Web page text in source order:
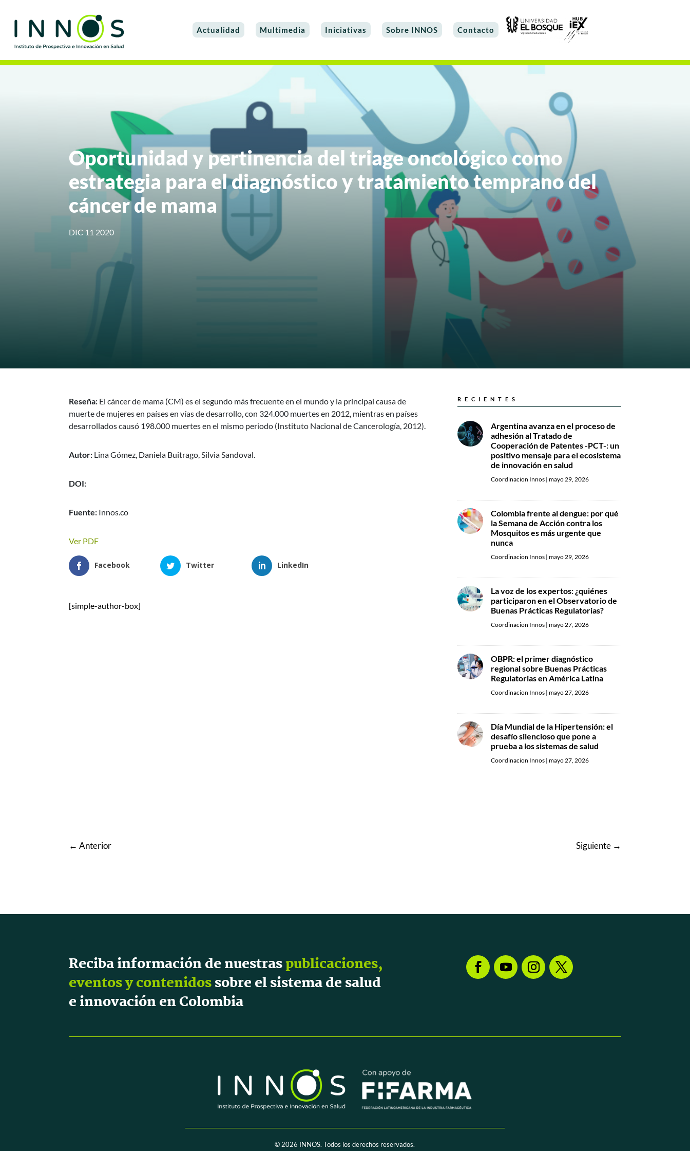
Actualidad Multimedia Iniciativas Sobre INNOS Contacto
Oportunidad y pertinencia del triage oncológico como
estrategia para el diagnóstico y tratamiento temprano del
cáncer de mama
DIC 11 2020
Reseña: El cáncer de mama (CM) es el segundo más frecuente en el mundo y la principal causa de
muerte de mujeres en países en vías de desarrollo, con 324.000 muertes en 2012, mientras en países
desarrollados causó 198.000 muertes en el mismo periodo (Instituto Nacional de Cancerología, 2012).
Autor: Lina Gómez, Daniela Buitrago, Silvia Sandoval.
DOI:
Fuente: Innos.co
Ver PDF
Facebook Twitter LinkedIn
[simple-author-box]
RECIENTES
Argentina avanza en el proceso de
adhesión al Tratado de
Cooperación de Patentes -PCT-: un
positivo mensaje para el ecosistema
de innovación en salud
Coordinacion Innos| mayo 29, 2026
Colombia frente al dengue: por qué
la Semana de Acción contra los
Mosquitos es más urgente que
nunca
Coordinacion Innos| mayo 29, 2026
La voz de los expertos: ¿quiénes
participaron en el Observatorio de
Buenas Prácticas Regulatorias?
Coordinacion Innos| mayo 27, 2026
OBPR: el primer diagnóstico
regional sobre Buenas Prácticas
Regulatorias en América Latina
Coordinacion Innos| mayo 27, 2026
Día Mundial de la Hipertensión: el
desafío silencioso que pone a
prueba a los sistemas de salud
Coordinacion Innos| mayo 27, 2026
←Anterior Siguiente→
Reciba información de nuestraspublicaciones,
eventos y contenidossobre el sistema de salud
e innovación en Colombia
© 2026 INNOS. Todos los derechos reservados.